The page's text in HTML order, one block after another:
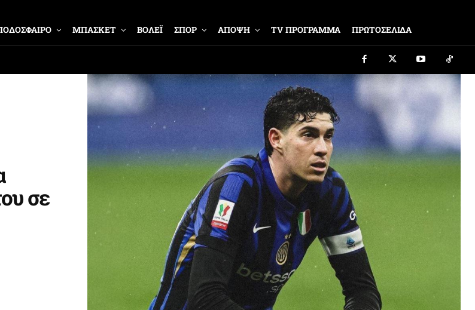
ΜΠΑΣΚΕΤ ΒΟΛΕΪ ΣΠΟΡ ΑΠΟΨΗ TV ΠΡΟΓΡΑΜΜΑ ΠΡΩΤΟΣΕΛΙΔΑ
σε